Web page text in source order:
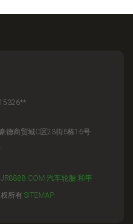
德商贸城C区23街6栋16号
汽车轮胎 和平
所有 SITEMAP